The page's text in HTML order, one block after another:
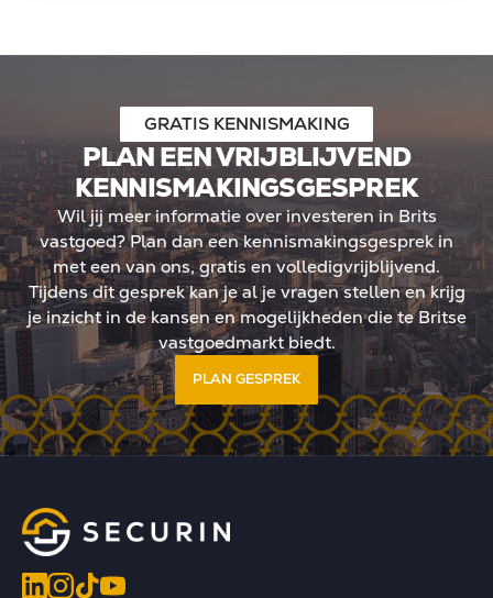
GRATIS KENNISMAKING
PLAN EEN VRIJBLIJVEND
KENNISMAKINGSGESPREK
Wil jij meer informatie over investeren in Brits
vastgoed? Plan dan een kennismakingsgesprek in
met een van ons, gratis en volledigvrijblijvend.
Tijdens dit gesprek kan je al je vragen stellen en krijg
je inzicht in de kansen en mogelijkheden die te Britse
vastgoedmarkt biedt.
PLAN GESPREK